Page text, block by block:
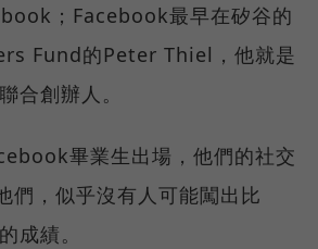
；Facebook最早在矽谷的
Fund的Peter Thiel，他就是
合創辦人。
畢業生出場，他們的社交
們，似乎沒有人可能闖出比
成績。